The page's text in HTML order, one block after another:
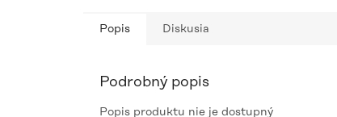
Popis Diskusia
Podrobný popis
Popis produktu nie je dostupný